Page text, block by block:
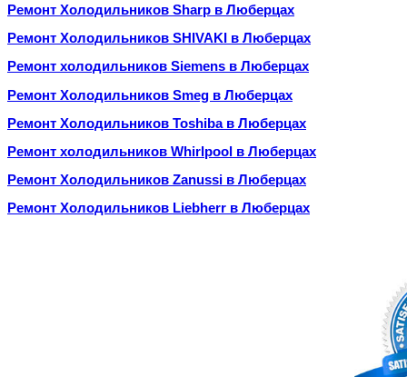
Ремонт Холодильников Sharp в Люберцах
Ремонт Холодильников SHIVAKI в Люберцах
Ремонт холодильников Siemens в Люберцах
Ремонт Холодильников Smeg в Люберцах
Ремонт Холодильников Toshiba в Люберцах
Ремонт холодильников Whirlpool в Люберцах
Ремонт Холодильников Zanussi в Люберцах
Ремонт Холодильников Liebherr в Люберцах